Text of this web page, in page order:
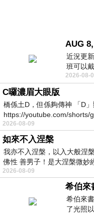
AUG
近況更
班可以
定哪天
2026-08-
C囉濃眉大眼版
橋係土D，但係夠傳神 「D
https://youtube.com/shorts/
2026-08-09
如來不入涅槃
我亦不入涅槃，以入大般涅
佛性 善男子！是大涅槃微妙
2026-08-09
希伯來
希伯來
了光照